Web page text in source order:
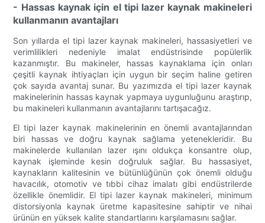
- Hassas kaynak için el tipi lazer kaynak makineleri
kullanmanın avantajları
Son yıllarda el tipi lazer kaynak makineleri, hassasiyetleri ve
verimlilikleri nedeniyle imalat endüstrisinde popülerlik
kazanmıştır. Bu makineler, hassas kaynaklama için onları
çeşitli kaynak ihtiyaçları için uygun bir seçim haline getiren
çok sayıda avantaj sunar. Bu yazımızda el tipi lazer kaynak
makinelerinin hassas kaynak yapmaya uygunluğunu araştırıp,
bu makineleri kullanmanın avantajlarını tartışacağız.
El tipi lazer kaynak makinelerinin en önemli avantajlarından
biri hassas ve doğru kaynak sağlama yetenekleridir. Bu
makinelerde kullanılan lazer ışını oldukça konsantre olup,
kaynak işleminde kesin doğruluk sağlar. Bu hassasiyet,
kaynakların kalitesinin ve bütünlüğünün çok önemli olduğu
havacılık, otomotiv ve tıbbi cihaz imalatı gibi endüstrilerde
özellikle önemlidir. El tipi lazer kaynak makineleri, minimum
distorsiyonla kaynak üretme kapasitesine sahiptir ve nihai
ürünün en yüksek kalite standartlarını karşılamasını sağlar.